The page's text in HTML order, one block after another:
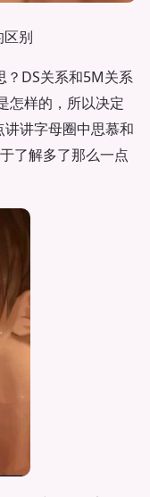
别
？DS关系和5M关系
怎样的，所以决定
讲字母圈中思慕和
了解多了那么一点